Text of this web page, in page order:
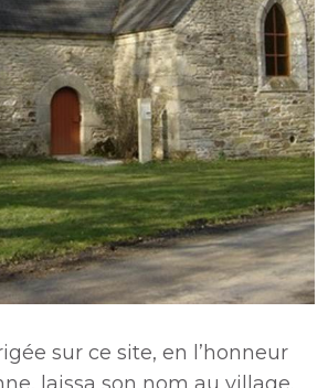
sur ce site, en l’honneur